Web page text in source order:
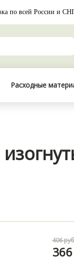
406 руб
по всей России и
Расходные